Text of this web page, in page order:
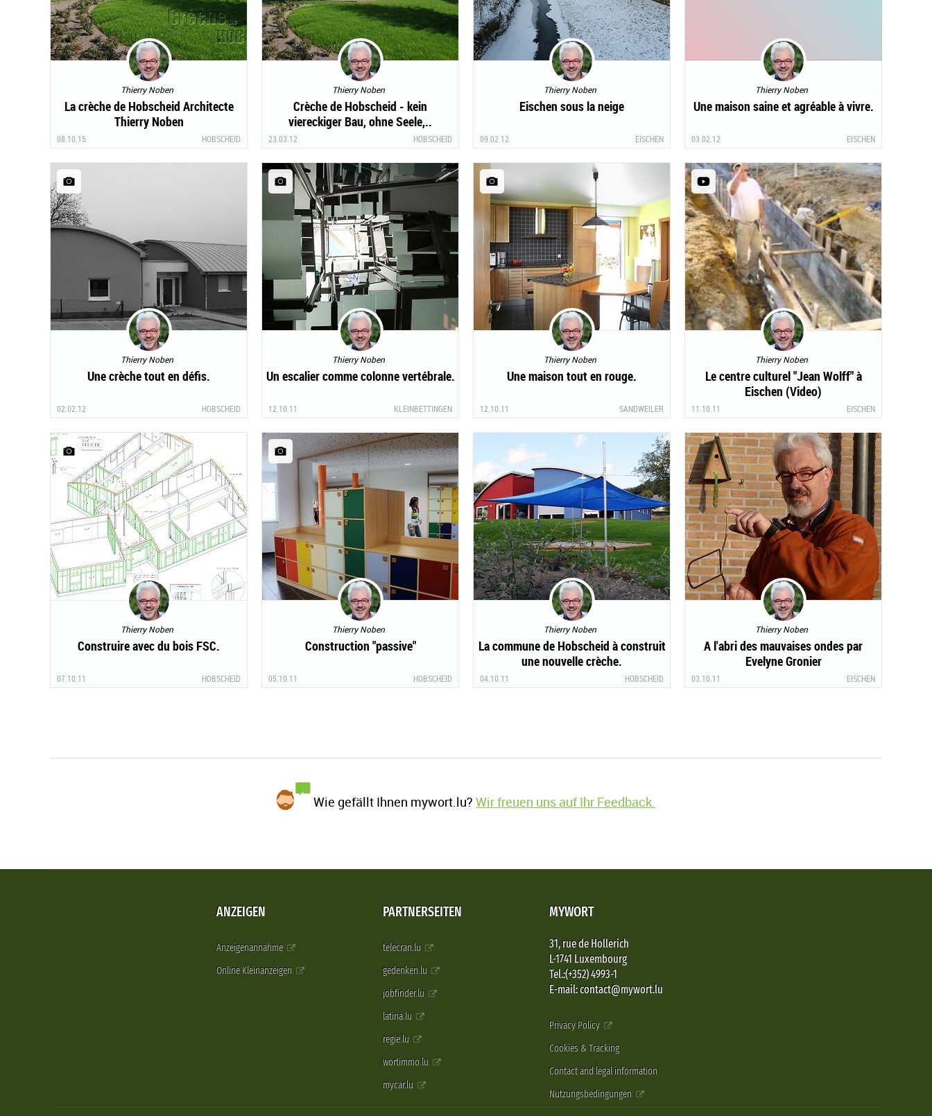
Thierry Noben
La crèche de Hobscheid Architecte
Thierry Noben
08.10.15 HOBSCHEID
Thierry Noben
Crèche de Hobscheid - kein
viereckiger Bau, ohne Seele,..
23.03.12 HOBSCHEID
Thierry Noben
Eischen sous la neige
09.02.12 EISCHEN
Thierry Noben
Une maison saine et agréable à vivre.
03.02.12 EISCHEN
Thierry Noben
Une crèche tout en défis.
02.02.12 HOBSCHEID
Thierry Noben
Un escalier comme colonne vertébrale.
12.10.11 KLEINBETTINGEN
Thierry Noben
Une maison tout en rouge.
12.10.11 SANDWEILER
Thierry Noben
Le centre culturel "Jean Wolff" à
Eischen (Video)
11.10.11 EISCHEN
Thierry Noben
Construire avec du bois FSC.
07.10.11 HOBSCHEID
Thierry Noben
Construction "passive"
05.10.11 HOBSCHEID
Thierry Noben
La commune de Hobscheid à construit
une nouvelle crèche.
04.10.11 HOBSCHEID
Thierry Noben
A l'abri des mauvaises ondes par
Evelyne Gronier
03.10.11 EISCHEN
Wie gefällt Ihnen mywort.lu?Wir freuen uns auf Ihr Feedback.
ANZEIGEN
Anzeigenannahme
Online Kleinanzeigen
PARTNERSEITEN
telecran.lu
gedenken.lu
jobfinder.lu
latina.lu
regie.lu
wortimmo.lu
mycar.lu
MYWORT
31, rue de Hollerich
L-1741 Luxembourg
Tel.:(+352) 4993-1
E-mail: contact@mywort.lu
Privacy Policy
Cookies & Tracking
Contact and legal information
Nutzungsbedingungen